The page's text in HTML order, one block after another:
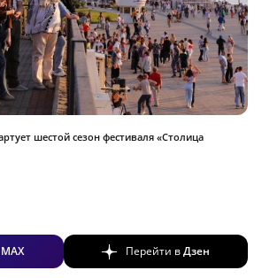
шестой сезон фестиваля «Столица
MAX Перейти вДзен